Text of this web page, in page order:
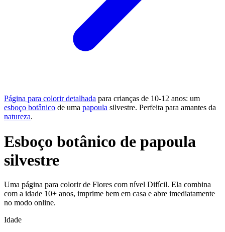
Página para colorir detalhada para crianças de 10-12 anos: um
esboço botânico de uma papoula silvestre. Perfeita para amantes da
natureza.
Esboço botânico de papoula
silvestre
Uma página para colorir de Flores com nível Difícil. Ela combina
com a idade 10+ anos, imprime bem em casa e abre imediatamente
no modo online.
Idade